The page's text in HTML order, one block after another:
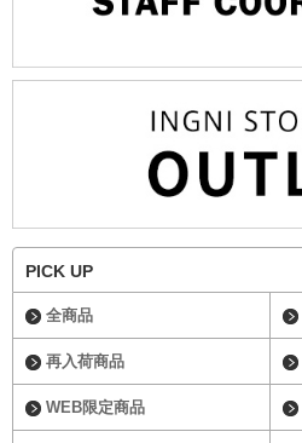
PICK UP
全商品
再入荷商品
WEB限定商品